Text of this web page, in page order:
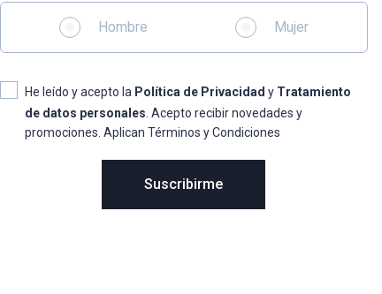
Hombre Mujer
He leído y acepto la Política de Privacidad y Tratamiento
de datos personales . Acepto recibir novedades y
promociones. Aplican Términos y Condiciones
Suscribirme